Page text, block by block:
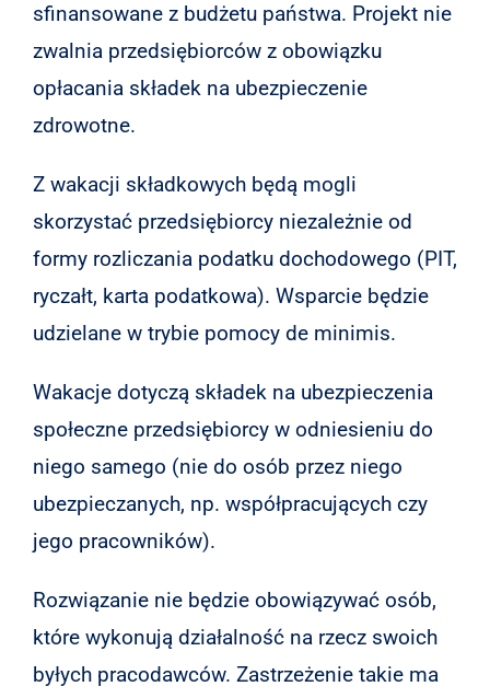
sfinansowane z budżetu państwa. Projekt nie
zwalnia przedsiębiorców z obowiązku
opłacania składek na ubezpieczenie
zdrowotne.
Z wakacji składkowych będą mogli
skorzystać przedsiębiorcy niezależnie od
formy rozliczania podatku dochodowego (PIT,
ryczałt, karta podatkowa). Wsparcie będzie
udzielane w trybie pomocy de minimis.
Wakacje dotyczą składek na ubezpieczenia
społeczne przedsiębiorcy w odniesieniu do
niego samego (nie do osób przez niego
ubezpieczanych, np. współpracujących czy
jego pracowników).
Rozwiązanie nie będzie obowiązywać osób,
które wykonują działalność na rzecz swoich
byłych pracodawców. Zastrzeżenie takie ma